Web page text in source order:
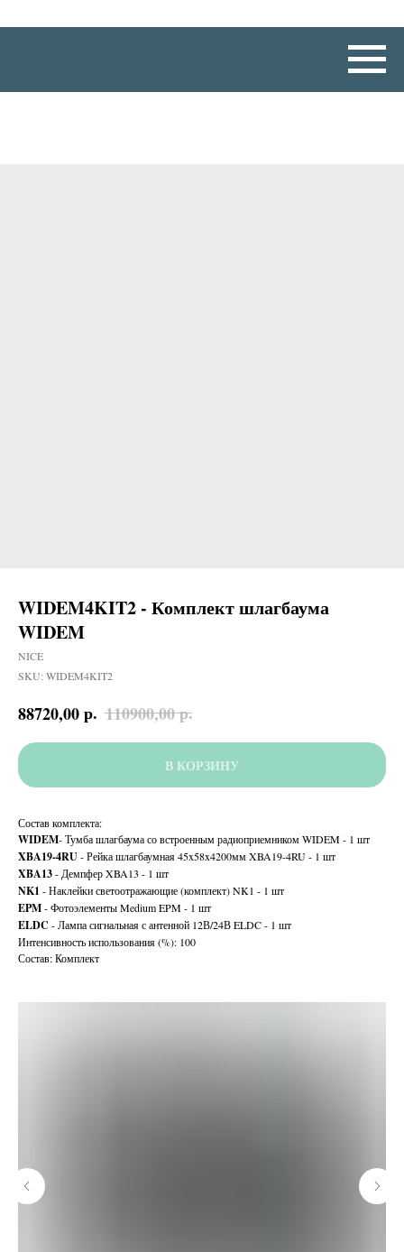
WIDEM4KIT2 - Комплект шлагбаума
WIDEM
NICE
SKU: WIDEM4KIT2
88720,00р. 110900,00р.
В КОРЗИНУ
Состав комплекта:
WIDEM- Тумба шлагбаума со встроенным радиоприемником WIDEM - 1 шт
XBA19-4RU- Рейка шлагбаумная 45x58x4200мм XBA19-4RU - 1 шт
XBA13- Демпфер XBA13 - 1 шт
NK1 - Наклейки светоотражающие (комплект) NK1 - 1 шт
EPM- Фотоэлементы Medium EPM - 1 шт
ELDC - Лампа сигнальная с антенной 12В/24В ELDC - 1 шт
Интенсивность использования (%): 100
Состав: Комплект